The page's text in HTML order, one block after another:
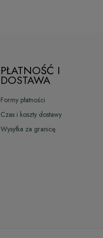
PŁATNOŚĆ I
DOSTAWA
Formy płatności
Czas i koszty dostawy
Wysyłka za granicę